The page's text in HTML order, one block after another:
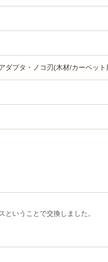
ダプタ・ノコ刃(木材/カーペッ
いうことで交換しました。